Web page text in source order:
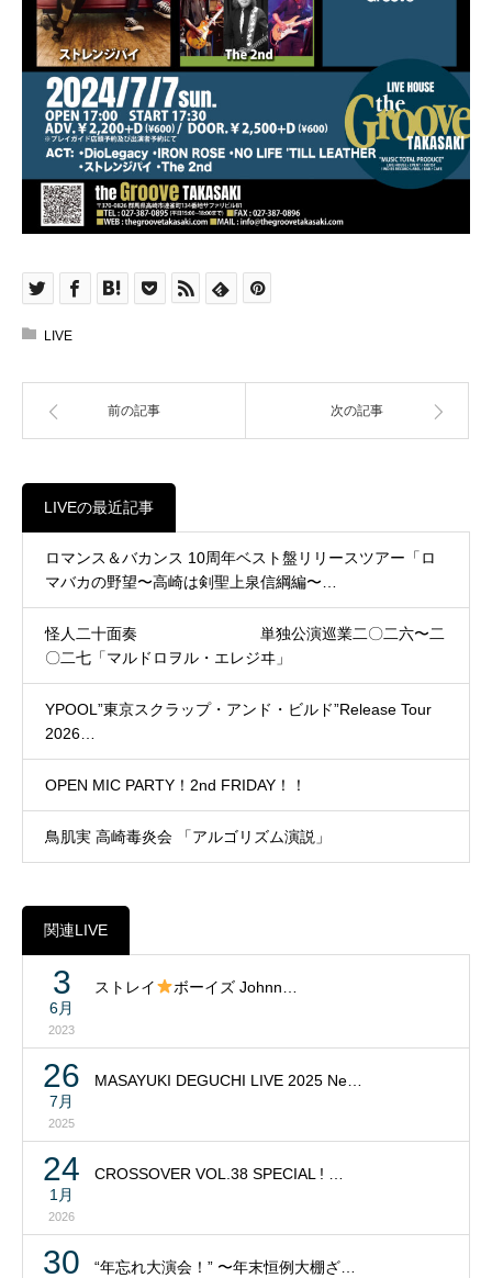
LIVE
前の記事 次の記事
LIVEの最近記事
ロマンス＆バカンス 10周年ベスト盤リリースツアー「ロ
マバカの野望〜高崎は剣聖上泉信綱編〜…
怪人二十面奏 単独公演巡業二〇二六〜二
〇二七「マルドロヲル・エレジヰ」
YPOOL”東京スクラップ・アンド・ビルド”Release Tour
2026…
OPEN MIC PARTY！2nd FRIDAY！！
鳥肌実 高崎毒炎会 「アルゴリズム演説」
関連LIVE
3
6月
2023
ストレイ ボーイズ Johnn…
26
7月
2025
MASAYUKI DEGUCHI LIVE 2025 Ne…
24
1月
2026
CROSSOVER VOL.38 SPECIAL ! …
30 “年忘れ大演会！” 〜年末恒例大棚ざ…